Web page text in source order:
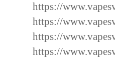
https://
https://
https://
https://